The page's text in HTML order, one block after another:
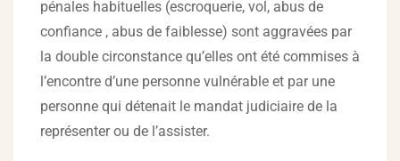
pénales habituelles (escroquerie, vol, abus de
confiance , abus de faiblesse) sont aggravées par
la double circonstance qu’elles ont été commises à
l’encontre d’une personne vulnérable et par une
personne qui détenait le mandat judiciaire de la
représenter ou de l’assister.